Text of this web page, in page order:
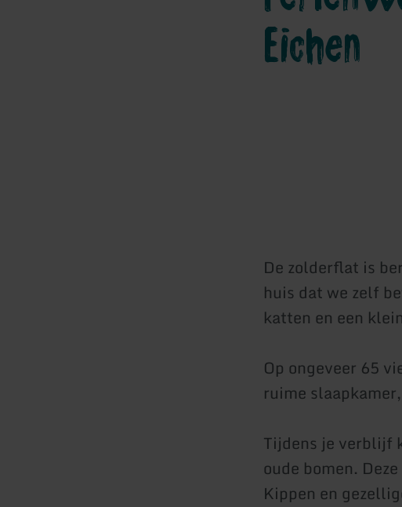
Eichen
De zolderflat is
huis dat we zelf
katten en een
Op ongeveer 65
ruime
Tijdens je verblijf
oude bomen.
Kippen en